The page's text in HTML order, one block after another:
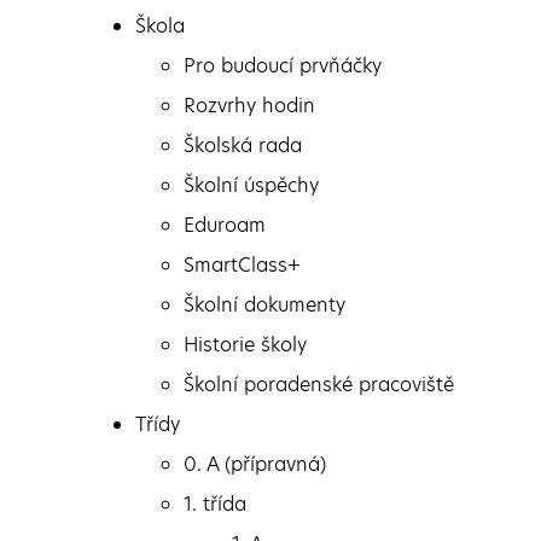
Přejít k obsahu
Pro budoucí prvňáčky
Rozvrhy hodin
Školská rada
Školní úspěchy
Eduroam
SmartClass+
Školní dokumenty
Historie školy
Škola
Pro budoucí prvňáčky
Rozvrhy hodin
Školská rada
Školní úspěchy
Eduroam
SmartClass+
Školní dokumenty
Historie školy
Školní poradenské pracoviště
Třídy
0. A (přípravná)
1. třída
Šesťáci a jejich aktivity
Šesťáci a jejich aktivity